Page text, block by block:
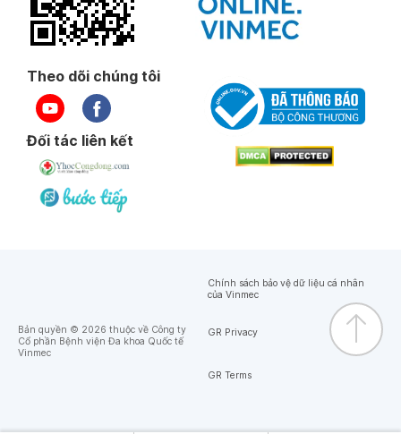
Theo dõi chúng tôi
Đối tác liên kết
Bản quyền © 2026 thuộc về Công ty
Cổ phần Bệnh viện Đa khoa Quốc tế
Vinmec
Chính sách bảo vệ dữ liệu cá nhân
của Vinmec
GR Privacy
GR Terms